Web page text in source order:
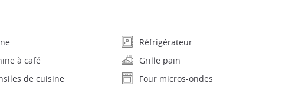
Réfrigérateur
à café
Grille pain
de cuisine
Four micros-ondes